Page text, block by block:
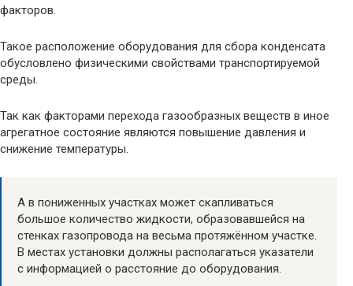
факторов.
Такое расположение оборудования для сбора конденсата
обусловлено физическими свойствами транспортируемой
среды.
Так как факторами перехода газообразных веществ в иное
агрегатное состояние являются повышение давления и
снижение температуры.
А в пониженных участках может скапливаться
большое количество жидкости, образовавшейся на
стенках газопровода на весьма протяжённом участке.
В местах установки должны располагаться указатели
с информацией о расстояние до оборудования.